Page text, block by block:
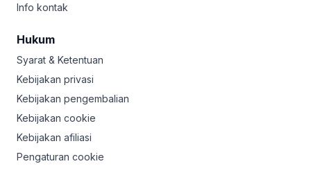
Info kontak
Hukum
Syarat & Ketentuan
Kebijakan privasi
Kebijakan pengembalian
Kebijakan cookie
Kebijakan afiliasi
Pengaturan cookie